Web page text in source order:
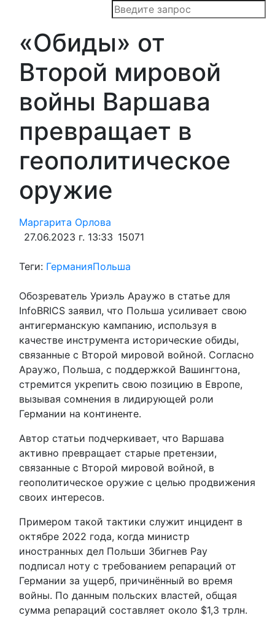
«Обиды» от
Второй мировой
войны Варшава
превращает в
геополитическое
оружие
Маргарита Орлова
27.06.2023 г. 13:33 15071
Теги: ГерманияПольша
Обозреватель Уриэль Араужо в статье для
InfoBRICS заявил, что Польша усиливает свою
антигерманскую кампанию, используя в
качестве инструмента исторические обиды,
связанные с Второй мировой войной. Согласно
Араужо, Польша, с поддержкой Вашингтона,
стремится укрепить свою позицию в Европе,
вызывая сомнения в лидирующей роли
Германии на континенте.
Автор статьи подчеркивает, что Варшава
активно превращает старые претензии,
связанные с Второй мировой войной, в
геополитическое оружие с целью продвижения
своих интересов.
Примером такой тактики служит инцидент в
октябре 2022 года, когда министр
иностранных дел Польши Збигнев Рау
подписал ноту с требованием репараций от
Германии за ущерб, причинённый во время
войны. По данным польских властей, общая
сумма репараций составляет около $1,3 трлн.